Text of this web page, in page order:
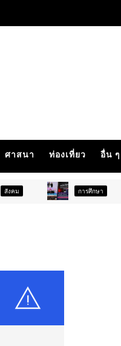
ศาสนา ท่องเที่ยว อื่น ๆ
การศึกษา